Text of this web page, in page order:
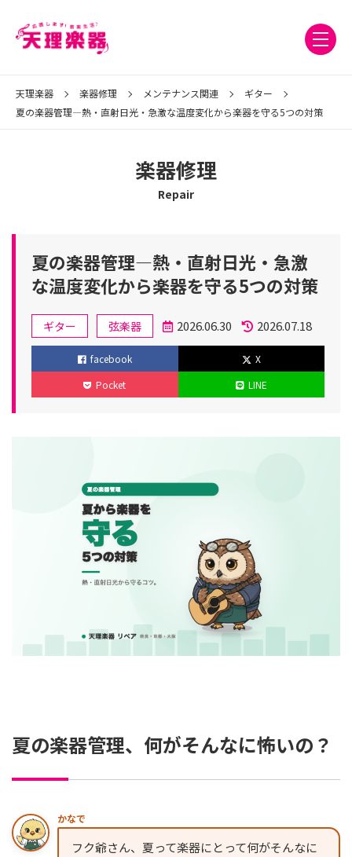
天理楽器 楽器修理 メンテナンス関連
ギター
夏の楽器管理—熱・直射日光・急激な温度変化から楽器を守る5つの対策
楽器修理
Repair
夏の楽器管理—熱・直射日光・急激
な温度変化から楽器を守る5つの対策
テ
ゴ
ギター 弦楽器
投
稿
2026.06.30
更
新
2026.07.18
facebook
X
Pocket
LINE
夏の楽器管理、何がそんなに怖いの？
かなで
フク爺さん、夏って楽器にとって何がそんなに